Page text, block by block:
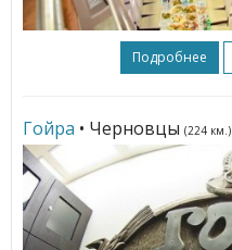
Подробнее
Гойра • Черновцы (224 км.)